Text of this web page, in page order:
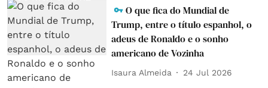
O que fica do Mundial de
Trump, entre o título espanhol, o
adeus de Ronaldo e o sonho
americano de Vozinha
Isaura Almeida 24 Jul 2026